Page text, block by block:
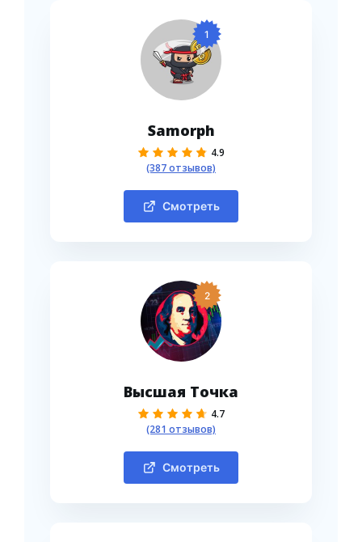
1
Samorph
4.9
(387 отзывов)
Смотреть
2
Высшая Точка
4.7
(281 отзывов)
Смотреть